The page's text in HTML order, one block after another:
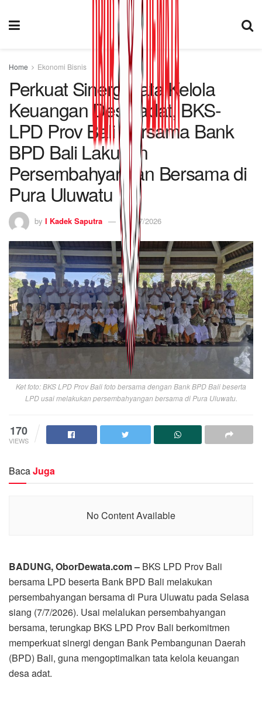
Home Ekonomi Bisnis
Perkuat Sinergi Tata Kelola
Keuangan Desa adat, BKS-
LPD Prov Bali Bersama Bank
BPD Bali Lakukan
Persembahyangan Bersama di
Pura Uluwatu
by I Kadek Saputra 08/07/2026
Ket foto: BKS LPD Prov Bali foto bersama dengan Bank BPD Bali beserta
LPD usai melakukan persembahyangan bersama di Pura Uluwatu.
170
VIEWS
BacaJuga
No Content Available
BADUNG, OborDewata.com – BKS LPD Prov Bali
bersama LPD beserta Bank BPD Bali melakukan
persembahyangan bersama di Pura Uluwatu pada Selasa
siang (7/7/2026). Usai melalukan persembahyangan
bersama, terungkap BKS LPD Prov Bali berkomitmen
memperkuat sinergi dengan Bank Pembangunan Daerah
(BPD) Bali, guna mengoptimalkan tata kelola keuangan
desa adat.